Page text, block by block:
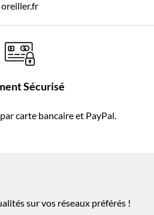
oreiller.fr
Sécurisé
carte bancaire et PayPal.
sur vos réseaux préférés !